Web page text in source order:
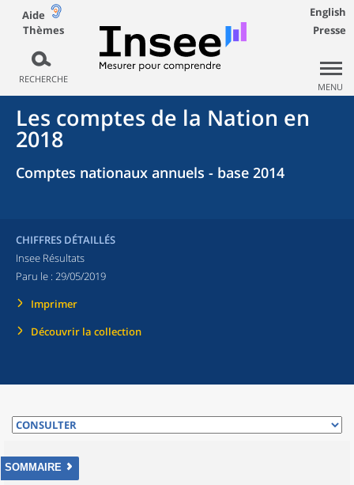
Aide
Thèmes
RECHERCHE
English
Presse
MENU
Les comptes de la Nation en
2018
Comptes nationaux annuels - base 2014
CHIFFRES DÉTAILLÉS
Insee Résultats
Paru le : 29/05/2019
Imprimer
Découvrir la collection
SOMMAIRE